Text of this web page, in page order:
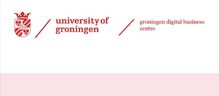
26 okt 2014, 11:22